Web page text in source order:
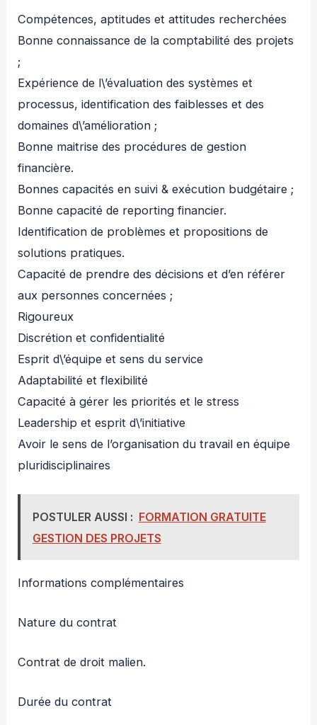
Compétences, aptitudes et attitudes recherchées
Bonne connaissance de la comptabilité des projets
;
Expérience de l\’évaluation des systèmes et
processus, identification des faiblesses et des
domaines d\’amélioration ;
Bonne maitrise des procédures de gestion
financière.
Bonnes capacités en suivi & exécution budgétaire ;
Bonne capacité de reporting financier.
Identification de problèmes et propositions de
solutions pratiques.
Capacité de prendre des décisions et d’en référer
aux personnes concernées ;
Rigoureux
Discrétion et confidentialité
Esprit d\’équipe et sens du service
Adaptabilité et flexibilité
Capacité à gérer les priorités et le stress
Leadership et esprit d\’initiative
Avoir le sens de l’organisation du travail en équipe
pluridisciplinaires
POSTULER AUSSI : FORMATION GRATUITE
GESTION DES PROJETS
Informations complémentaires
Nature du contrat
Contrat de droit malien.
Durée du contrat